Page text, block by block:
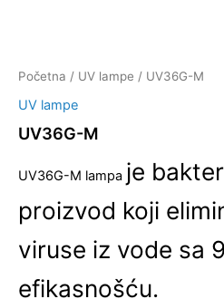
Početna / UV lampe / UV36G-M
UV lampe
UV36G-M
UV36G-M lampa je
proizvod koji
viruse iz vode sa
efikasnošću.